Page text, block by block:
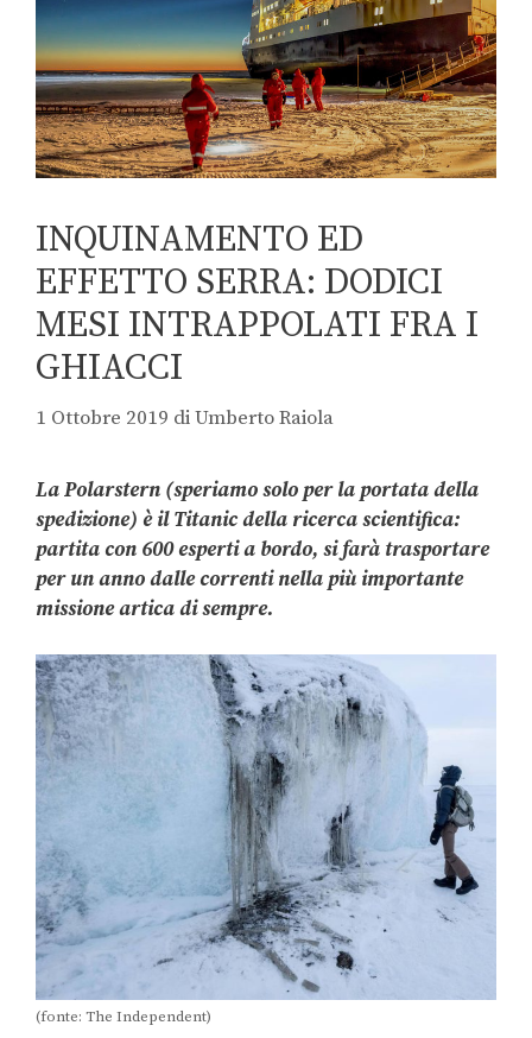
INQUINAMENTO ED
EFFETTO SERRA: DODICI
MESI INTRAPPOLATI FRA I
GHIACCI
1 Ottobre 2019 diUmberto Raiola
La Polarstern (speriamo solo per la portata della
spedizione) è il Titanic della ricerca scientifica:
partita con 600 esperti a bordo, si farà trasportare
per un anno dalle correnti nella più importante
missione artica di sempre.
(fonte: The Independent)